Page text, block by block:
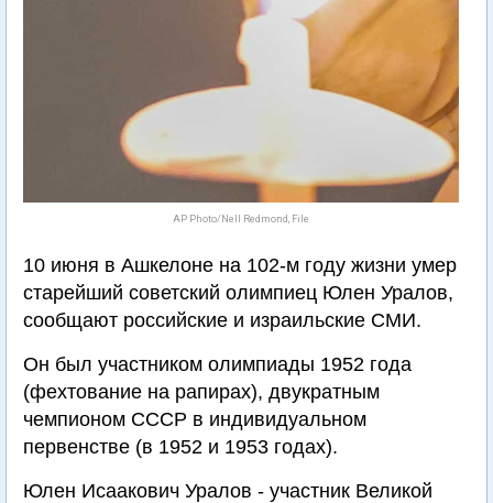
AP Photo/Nell Redmond, File
10 июня в Ашкелоне на 102-м году жизни умер
старейший советский олимпиец Юлен Уралов,
сообщают российские и израильские СМИ.
Он был участником олимпиады 1952 года
(фехтование на рапирах), двукратным
чемпионом СССР в индивидуальном
первенстве (в 1952 и 1953 годах).
Юлен Исаакович Уралов - участник Великой